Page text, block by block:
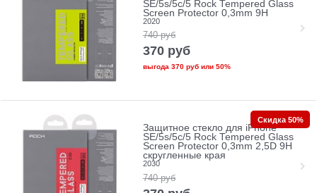
SE/5s/5с/5 Rock Tempered Glass
Screen Protector 0,3mm 9H
2020
740 руб
370 руб
выгода 370 рубили 50%
Защитное стекло для iPhone
SE/5s/5с/5 Rock Tempered Glass
Screen Protector 0,3mm 2,5D 9H
скругленные края
2030
740 руб
Скидка 50%